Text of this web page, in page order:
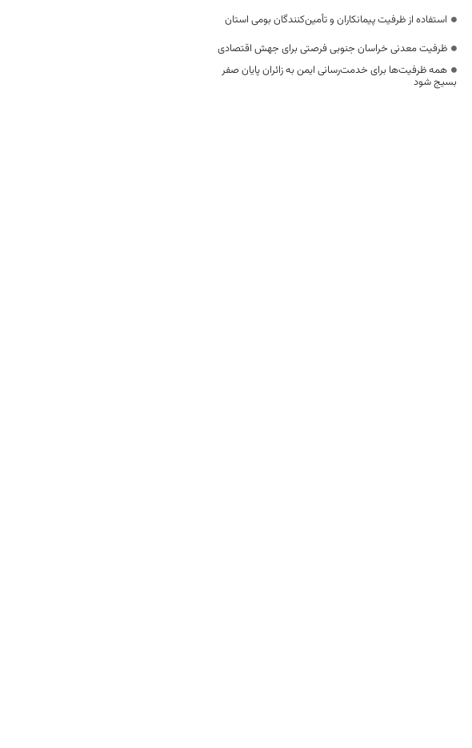
استفاده از ظرفیت پیمانکاران و تأمین‌کنندگان بومی استان
ظرفیت معدنی خراسان جنوبی فرصتی برای جهش اقتصادی
همه ظرفیت‌ها برای خدمت‌رسانی ایمن به زائران پایان صفر
بسیج شود